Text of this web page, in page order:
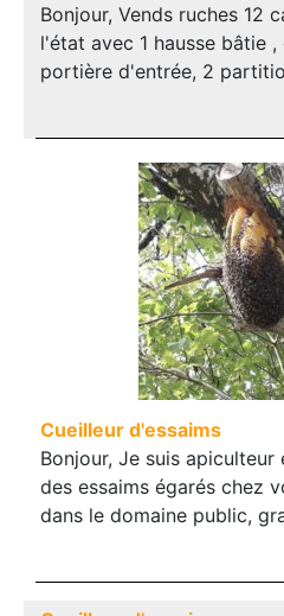
Bonjour, Vends ruches 12
l'état avec 1 hausse bâtie ,
portière d'entrée, 2
Cueilleur d'essaims
Bonjour, Je suis
des essaims égarés chez
dans le domaine public,